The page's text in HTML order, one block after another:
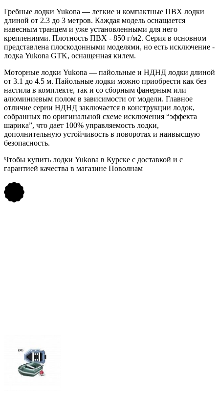
Гребные лодки Yukona — легкие и компактные ПВХ лодки
длиной от 2.3 до 3 метров. Каждая модель оснащается
навесным транцем и уже установленными для него
креплениями. Плотность ПВХ - 850 г/м2. Серия в основном
представлена плоскодонными моделями, но есть исключение -
лодка Yukona GTK, оснащенная килем.
Моторные лодки Yukona — пайольные и НДНД лодки длиной
от 3.1 до 4.5 м. Пайольные лодки можно приобрести как без
настила в комплекте, так и со сборным фанерным или
алюминиевым полом в зависимости от модели. Главное
отличие серии НДНД заключается в конструкции лодок,
собранных по оригинальной схеме исключения “эффекта
шарика”, что дает 100% управляемость лодки,
дополнительную устойчивость в поворотах и наивысшую
безопасность.
Чтобы купить лодки Yukona в Курске с доставкой и с
гарантией качества в магазине Поволнам